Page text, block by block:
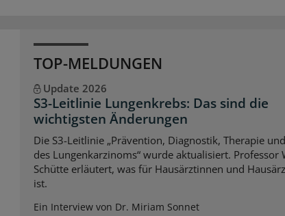
TOP-MELDUNGEN
Update 2026
S3-Leitlinie Lungenkrebs: Das sind die
wichtigsten Änderungen
Die S3-Leitlinie „Prävention, Diagnostik, Therapie
des Lungenkarzinoms“ wurde aktualisiert. Professor
Schütte erläutert, was für Hausärztinnen und
ist.
Ein Interview von Dr. Miriam Sonnet